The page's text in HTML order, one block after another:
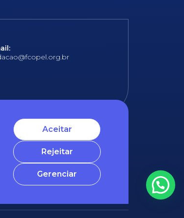
Aceitar
Rejeitar
Gerenciar
DPO (encarregado de dados)